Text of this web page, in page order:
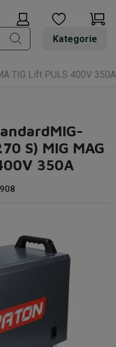
Kategorie
TIG Lift PULS 400V 350A
S) MIG MAG
350A